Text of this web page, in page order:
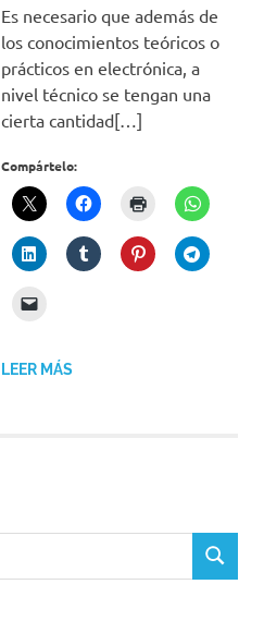
Es necesario que además de
los conocimientos teóricos o
prácticos en electrónica, a
nivel técnico se tengan una
cierta cantidad[…]
Compártelo:
LEER MÁS
BUSCAR